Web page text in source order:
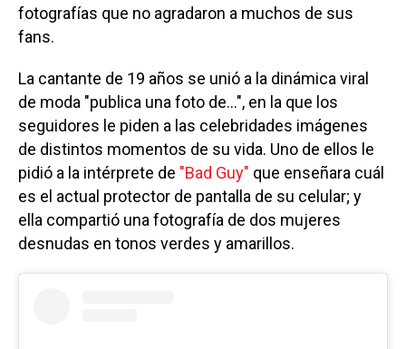
fotografías que no agradaron a muchos de sus
fans.
La cantante de 19 años se unió a la dinámica viral
de moda "publica una foto de...", en la que los
seguidores le piden a las celebridades imágenes
de distintos momentos de su vida. Uno de ellos le
pidió a la intérprete de "Bad Guy" que enseñara cuál
es el actual protector de pantalla de su celular; y
ella compartió una fotografía de dos mujeres
desnudas en tonos verdes y amarillos.